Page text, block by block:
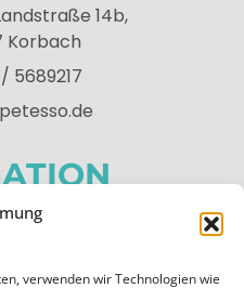
verwenden wir Technologien wie
14b,
Korbach
5689217